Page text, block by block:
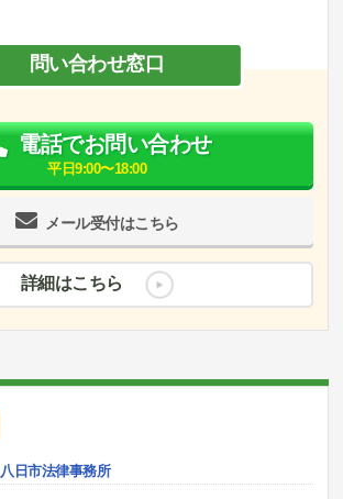
問い合わせ窓口
メール受付はこちら
電話でお問い合わせ
平日9:00〜18:00
詳細はこちら
八日市法律事務所